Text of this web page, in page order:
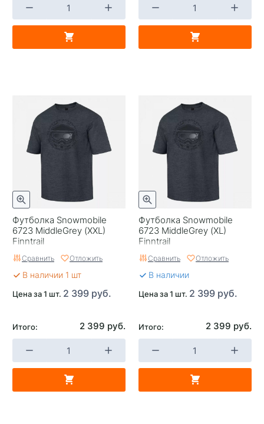
Футболка Snowmobile
6723 MiddleGrey (XXL)
Finntrail
Сравнить Отложить
В наличии 1 шт
Цена за 1 шт. 2 399 руб.
Итого: 2 399 руб.
Футболка Snowmobile
6723 MiddleGrey (XL)
Finntrail
Сравнить Отложить
В наличии
Цена за 1 шт. 2 399 руб.
Итого: 2 399 руб.